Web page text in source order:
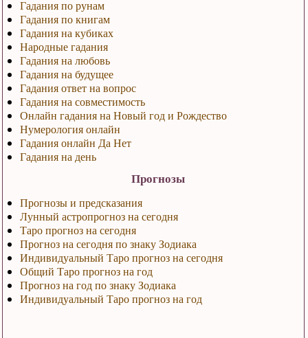
Гадания по рунам
Гадания по книгам
Гадания на кубиках
Народные гадания
Гадания на любовь
Гадания на будущее
Гадания ответ на вопрос
Гадания на совместимость
Онлайн гадания на Новый год и Рождество
Нумерология онлайн
Гадания онлайн Да Нет
Гадания на день
Прогнозы
Прогнозы и предсказания
Лунный астропрогноз на сегодня
Таро прогноз на сегодня
Прогноз на сегодня по знаку Зодиака
Индивидуальный Таро прогноз на сегодня
Общий Таро прогноз на год
Прогноз на год по знаку Зодиака
Индивидуальный Таро прогноз на год